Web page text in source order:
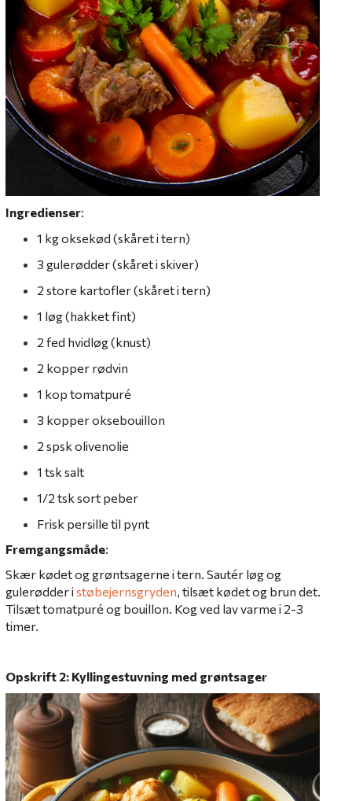
Ingredienser:
1 kg oksekød (skåret i tern)
3 gulerødder (skåret i skiver)
2 store kartofler (skåret i tern)
1 løg (hakket fint)
2 fed hvidløg (knust)
2 kopper rødvin
1 kop tomatpuré
3 kopper oksebouillon
2 spsk olivenolie
1 tsk salt
1/2 tsk sort peber
Frisk persille til pynt
Fremgangsmåde:
Skær kødet og grøntsagerne i tern. Sautér løg og
gulerødder i støbejernsgryden, tilsæt kødet og brun det.
Tilsæt tomatpuré og bouillon. Kog ved lav varme i 2-3
timer.
Opskrift 2: Kyllingestuvning med grøntsager